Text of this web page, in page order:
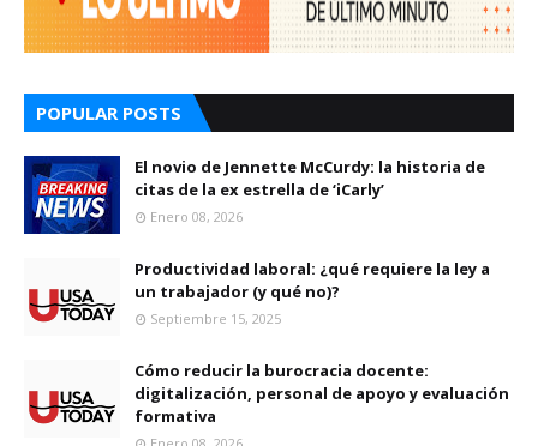
POPULAR POSTS
El novio de Jennette McCurdy: la historia de
citas de la ex estrella de ‘iCarly’
Enero 08, 2026
Productividad laboral: ¿qué requiere la ley a
un trabajador (y qué no)?
Septiembre 15, 2025
Cómo reducir la burocracia docente:
digitalización, personal de apoyo y evaluación
formativa
Enero 08, 2026